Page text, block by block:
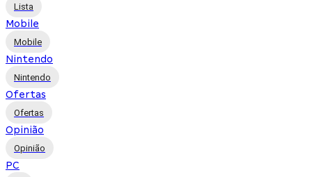
Lista
Mobile
Mobile
Nintendo
Nintendo
Ofertas
Ofertas
Opinião
Opinião
PC